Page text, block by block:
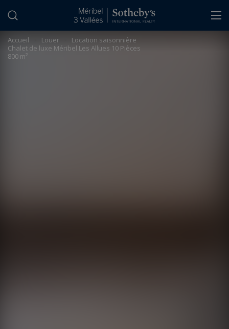
Accueil Louer
Location saisonnière
Chalet de luxe Méribel Les Allues 10 Pièces
800 m²